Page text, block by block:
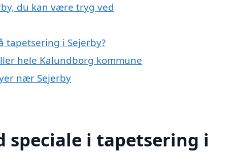
du kan være tryg ved
tapetsering i Sejerby?
hele Kalundborg kommune
nær Sejerby
speciale i tapetsering i